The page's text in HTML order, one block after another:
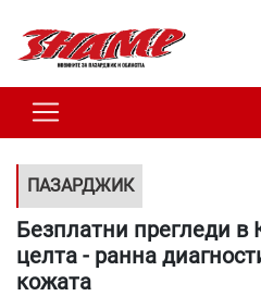
ПАЗАРДЖИК
Безплатни прегледи в
целта - ранна
кожата